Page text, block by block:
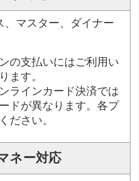
、マスター、ダイナー
の支払いにはご利用い
ます。
ラインカード決済では
ドが異なります。各プ
ださい。
ネー対応